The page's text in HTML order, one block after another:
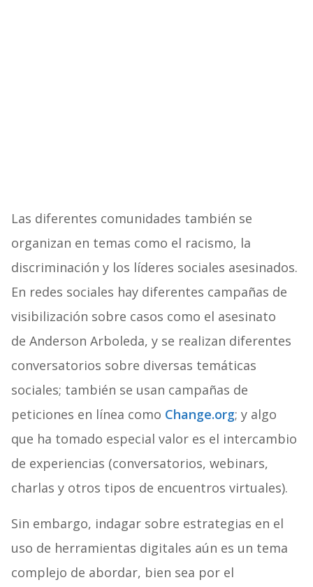
Las diferentes comunidades también se
organizan en temas como el racismo, la
discriminación y los líderes sociales asesinados.
En redes sociales hay diferentes campañas de
visibilización sobre casos como el asesinato
de Anderson Arboleda, y se realizan diferentes
conversatorios sobre diversas temáticas
sociales; también se usan campañas de
peticiones en línea como Change.org; y algo
que ha tomado especial valor es el intercambio
de experiencias (conversatorios, webinars,
charlas y otros tipos de encuentros virtuales).
Sin embargo, indagar sobre estrategias en el
uso de herramientas digitales aún es un tema
complejo de abordar, bien sea por el